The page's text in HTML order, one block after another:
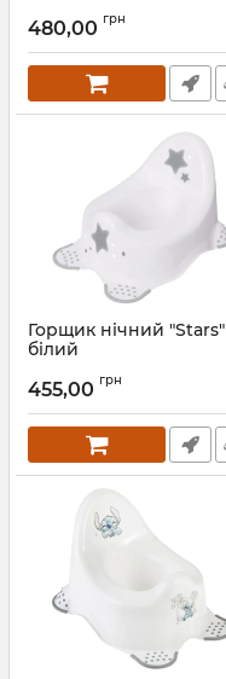
480,00 грн
Горщик нічний "Stars"
білий
455,00 грн